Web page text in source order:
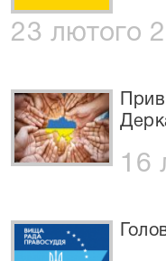
23 лютого
16